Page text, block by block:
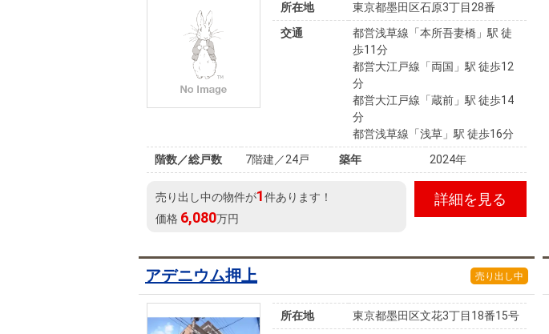
所在地
東京都墨田区石原3丁目28番
交通
都営浅草線「本所吾妻橋」駅 徒
歩11分
都営大江戸線「両国」駅 徒歩12
分
都営大江戸線「蔵前」駅 徒歩14
分
都営浅草線「浅草」駅 徒歩16分
階数／総戸数
7階建／24戸 築年 2024年
売り出し中の物件が1件あります！
価格 6,080万円
詳細を見る
アデニウム押上 売り出し中
所在地
東京都墨田区文花3丁目18番15号